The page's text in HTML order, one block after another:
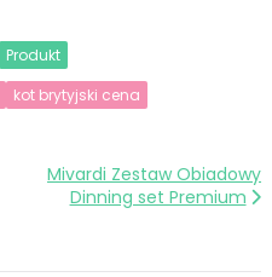
Produkt
kot brytyjski cena
Mivardi Zestaw Obiadowy
Dinning set Premium